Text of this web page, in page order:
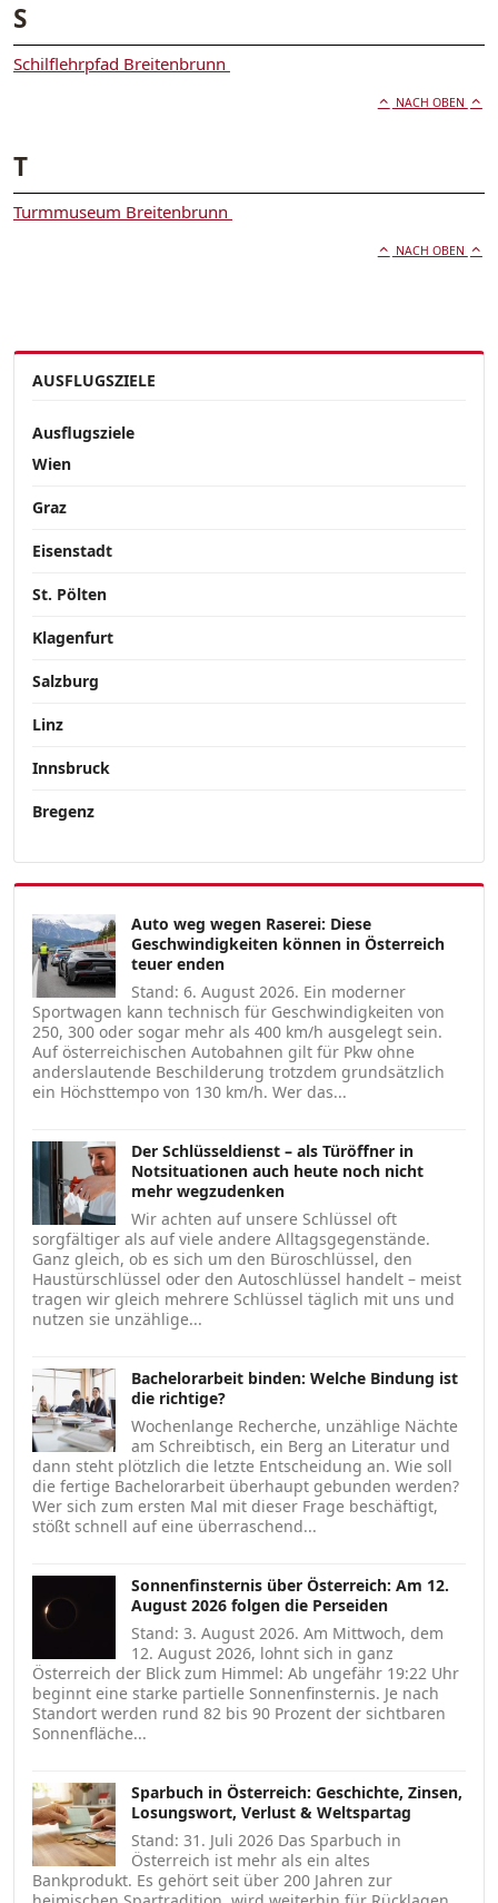
S
Schilflehrpfad Breitenbrunn
NACH OBEN
T
Turmmuseum Breitenbrunn
NACH OBEN
AUSFLUGSZIELE
Ausflugsziele
Wien
Graz
Eisenstadt
St. Pölten
Klagenfurt
Salzburg
Linz
Innsbruck
Bregenz
Auto weg wegen Raserei: Diese
Geschwindigkeiten können in Österreich
teuer enden
Stand: 6. August 2026. Ein moderner
Sportwagen kann technisch für Geschwindigkeiten von
250, 300 oder sogar mehr als 400 km/h ausgelegt sein.
Auf österreichischen Autobahnen gilt für Pkw ohne
anderslautende Beschilderung trotzdem grundsätzlich
ein Höchsttempo von 130 km/h. Wer das...
Der Schlüsseldienst – als Türöffner in
Notsituationen auch heute noch nicht
mehr wegzudenken
Wir achten auf unsere Schlüssel oft
sorgfältiger als auf viele andere Alltagsgegenstände.
Ganz gleich, ob es sich um den Büroschlüssel, den
Haustürschlüssel oder den Autoschlüssel handelt – meist
tragen wir gleich mehrere Schlüssel täglich mit uns und
nutzen sie unzählige...
Bachelorarbeit binden: Welche Bindung ist
die richtige?
Wochenlange Recherche, unzählige Nächte
am Schreibtisch, ein Berg an Literatur und
dann steht plötzlich die letzte Entscheidung an. Wie soll
die fertige Bachelorarbeit überhaupt gebunden werden?
Wer sich zum ersten Mal mit dieser Frage beschäftigt,
stößt schnell auf eine überraschend...
Sonnenfinsternis über Österreich: Am 12.
August 2026 folgen die Perseiden
Stand: 3. August 2026. Am Mittwoch, dem
12. August 2026, lohnt sich in ganz
Österreich der Blick zum Himmel: Ab ungefähr 19:22 Uhr
beginnt eine starke partielle Sonnenfinsternis. Je nach
Standort werden rund 82 bis 90 Prozent der sichtbaren
Sonnenfläche...
Sparbuch in Österreich: Geschichte, Zinsen,
Losungswort, Verlust & Weltspartag
Stand: 31. Juli 2026 Das Sparbuch in
Österreich ist mehr als ein altes
Bankprodukt. Es gehört seit über 200 Jahren zur